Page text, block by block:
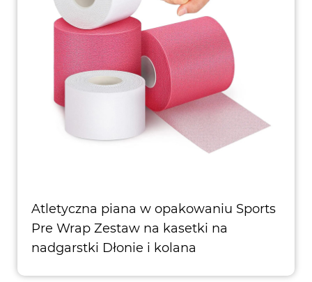
Atletyczna piana w opakowaniu Sports
Pre Wrap Zestaw na kasetki na
nadgarstki Dłonie i kolana